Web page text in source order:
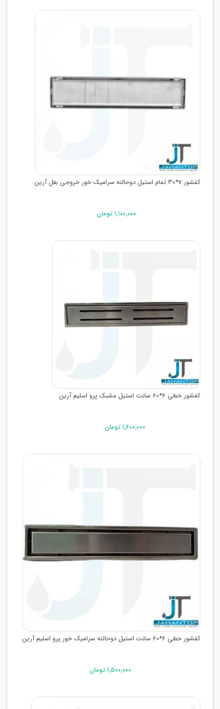
کفشور 7*30 تمام استیل دوحالته سرامیک خور خروجی بغل آرین
۱,۱۰۰,۰۰۰ تومان
کفشور خطی 6*60 سانت استیل مشبک پرو اسلیم آرین
۱,۶۰۰,۰۰۰ تومان
کفشور خطی 6*60 سانت استیل دوحالته سرامیک خور پرو اسلیم آرین
۱,۵۰۰,۰۰۰ تومان